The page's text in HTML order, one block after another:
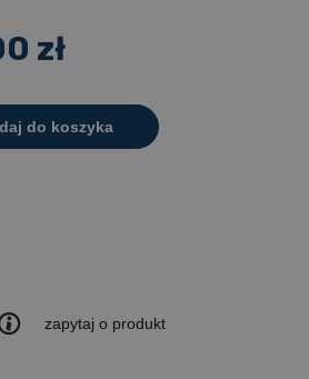
zł
do koszyka
zapytaj o produkt